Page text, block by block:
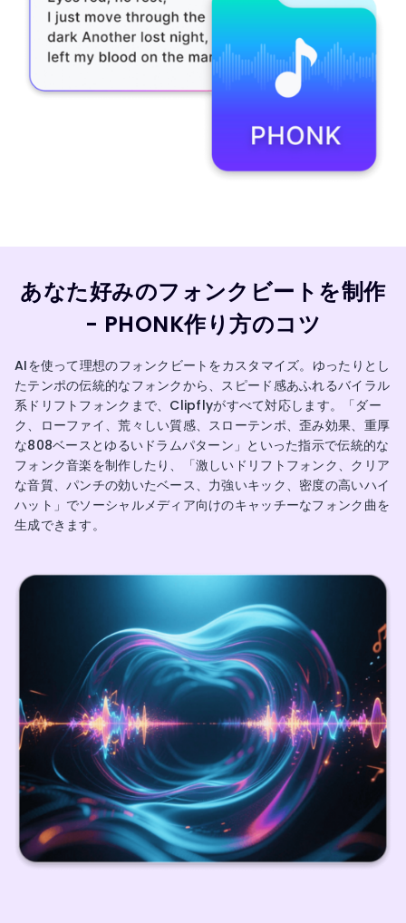
あなた好みのフォンクビートを制作
- PHONK作り方のコツ
AIを使って理想のフォンクビートをカスタマイズ。ゆったりとし
たテンポの伝統的なフォンクから、スピード感あふれるバイラル
系ドリフトフォンクまで、Clipflyがすべて対応します。「ダー
ク、ローファイ、荒々しい質感、スローテンポ、歪み効果、重厚
な808ベースとゆるいドラムパターン」といった指示で伝統的な
フォンク音楽を制作したり、「激しいドリフトフォンク、クリア
な音質、パンチの効いたベース、力強いキック、密度の高いハイ
ハット」でソーシャルメディア向けのキャッチーなフォンク曲を
生成できます。